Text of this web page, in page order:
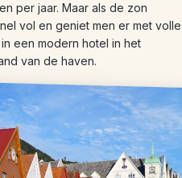
per jaar. Maar als de zon
vol en geniet men er met volle
een modern hotel in het
van de haven.